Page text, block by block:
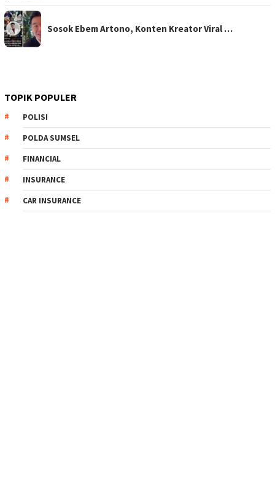
Sosok Ebem Artono, Konten Kreator Viral …
TOPIK POPULER
POLISI
POLDA SUMSEL
FINANCIAL
INSURANCE
CAR INSURANCE